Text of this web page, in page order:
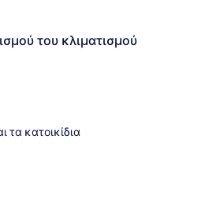
του κλιματισμού
τα κατοικίδια